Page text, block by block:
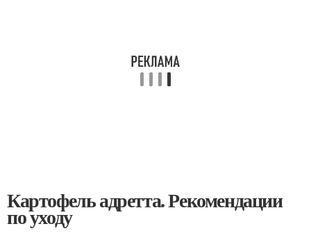
Картофель адретта. Рекомендации
по уходу